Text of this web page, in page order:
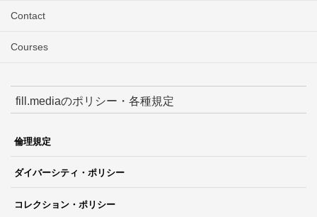
Contact
Courses
fill.mediaのポリシー・各種規定
倫理規定
ダイバーシティ・ポリシー
コレクション・ポリシー